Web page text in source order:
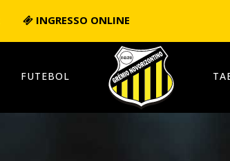
INGRESSO ONLINE
FUTEBOL